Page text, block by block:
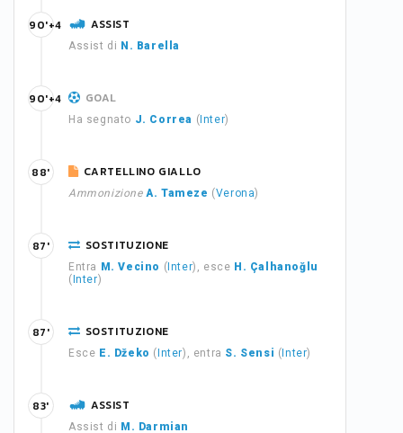
ASSIST
Assist di N. Barella
90'+4
GOAL
Ha segnato J. Correa ( Inter)
90'+4
CARTELLINO GIALLO
Ammonizione A. Tameze (Verona)
88'
SOSTITUZIONE
Entra M. Vecino ( Inter), esce H. Çalhanoğlu
( Inter)
87'
SOSTITUZIONE
Esce E. Džeko ( Inter), entra S. Sensi ( Inter)
87'
ASSIST
Assist di M. Darmian
83'